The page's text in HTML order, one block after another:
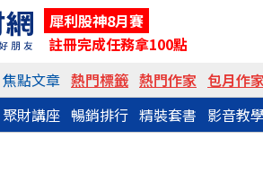
犀利股神8月賽
註冊完成任務拿100點
焦點文章 熱門標籤 熱門作家 包月作
聚財講座 暢銷排行 精裝套書 影音教